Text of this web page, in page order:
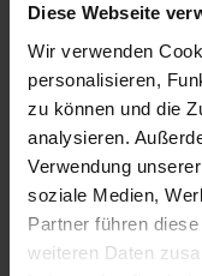
Diese Webseite
Wir verwenden
personalisieren,
zu können und die
analysieren.
Verwendung
soziale Medien,
Partner führen
weiteren Daten
Die
von1. Juli bis 13.
sofort
die Westbahn
schnelles